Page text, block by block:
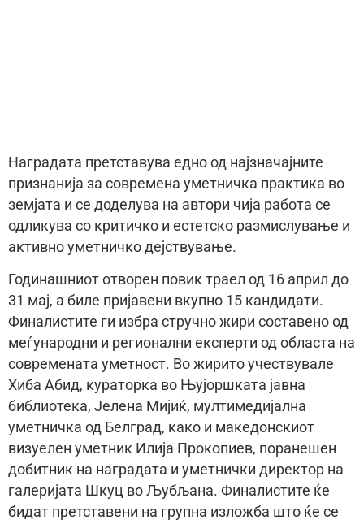
Наградата претставува едно од најзначајните
признанија за современа уметничка практика во
земјата и се доделува на автори чија работа се
одликува со критичко и естетско размислување и
активно уметничко дејствување.
Годинашниот отворен повик траел од 16 април до
31 мај, а биле пријавени вкупно 15 кандидати.
Финалистите ги избра стручно жири составено од
меѓународни и регионални експерти од областа на
современата уметност. Во жирито учествувале
Хиба Абид, кураторка во Њујоршката јавна
библиотека, Јелена Мијиќ, мултимедијална
уметничка од Белград, како и македонскиот
визуелен уметник Илија Прокопиев, поранешен
добитник на наградата и уметнички директор на
галеријата Шкуц во Љубљана. Финалистите ќе
бидат претставени на групна изложба што ќе се